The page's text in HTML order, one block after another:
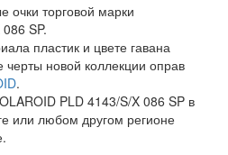
очки торговой марки
SP.
пластик и цвете гавана
черты новой коллекции оправ
.
PLD 4143/S/X 086 SP в
или любом другом регионе